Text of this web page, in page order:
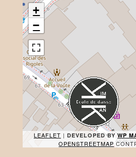
+
−
LEAFLET | DEVELOPED BYWP
OPENSTREETMAP